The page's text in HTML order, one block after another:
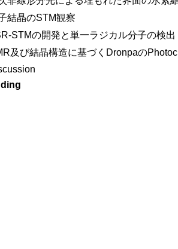
結晶のSTM観察
STMの開発と単一ラジカル分子の検出
及び結晶構造に基づくDronpaの